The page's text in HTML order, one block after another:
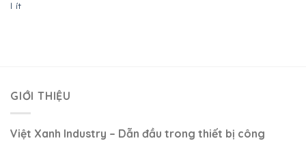
GIỚI THIỆU
Việt Xanh Industry – Dẫn đầu trong thiết bị công